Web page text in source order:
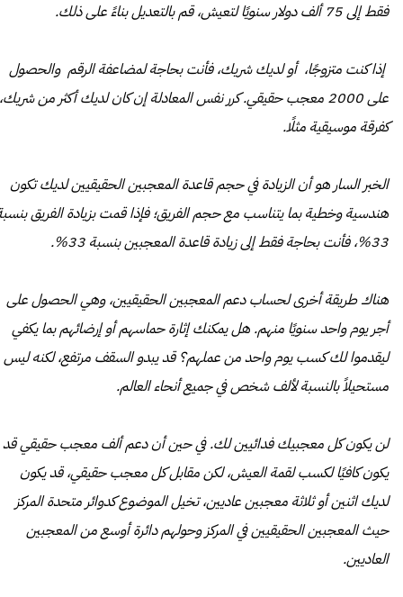
فقط إلى 75 ألف دولار سنويًا لتعيش، قم بالتعديل بناءً على ذلك.
إذا كنت متزوجًا، أو لديك شريك، فأنت بحاجة لمضاعفة الرقم والحصول
على 2000 معجب حقيقي. كرر نفس المعادلة إن كان لديك أكثر من شريك،
كفرقة موسيقية مثلًا.
الخبر السار هو أن الزيادة في حجم قاعدة المعجبين الحقيقيين لديك تكون
هندسية وخطية بما يتناسب مع حجم الفريق؛ فإذا قمت بزيادة الفريق
33%، فأنت بحاجة فقط إلى زيادة قاعدة المعجبين بنسبة 33%.
هناك طريقة أخرى لحساب دعم المعجبين الحقيقيين، وهي الحصول على
أجر يوم واحد سنويًا منهم. هل يمكنك إثارة حماسهم أو إرضائهم بما يكفي
ليقدموا لك كسب يوم واحد من عملهم؟ قد يبدو السقف مرتفع، لكنه ليس
مستحيلاً بالنسبة لألف شخص في جميع أنحاء العالم.
لن يكون كل معجبيك فدائيين لك. في حين أن دعم ألف معجب حقيقي قد
يكون كافيًا لكسب لقمة العيش، لكن مقابل كل معجب حقيقي، قد يكون
لديك اثنين أو ثلاثة معجبين عاديين، تخيل الموضوع كدوائر متحدة المركز
حيث المعجبين الحقيقيين في المركز وحولهم دائرة أوسع من المعجبين
العاديين.